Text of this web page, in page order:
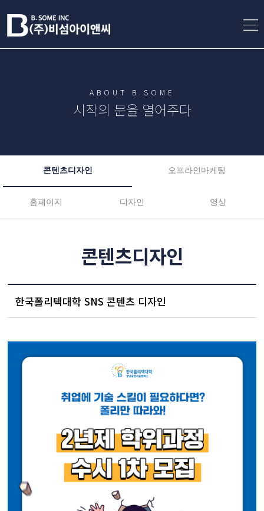
ABOUT B.SOME
시작의 문을 열어주다
콘텐츠디자인 오프라인마케팅
홈페이지 디자인 영상
콘텐츠디자인
한국폴리텍대학 SNS 콘텐츠 디자인